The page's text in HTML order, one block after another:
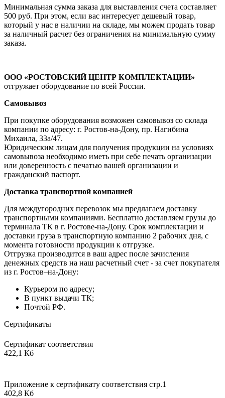
Минимальная сумма заказа для выставления счета составляет
500 руб. При этом, если вас интересует дешевый товар,
который у нас в наличии на складе, мы можем продать товар
за наличный расчет без ограничения на минимальную сумму
заказа.
ООО «РОСТОВСКИЙ ЦЕНТР КОМПЛЕКТАЦИИ»
отгружает оборудование по всей России.
Самовывоз
При покупке оборудования возможен самовывоз со склада
компании по адресу: г. Ростов-на-Дону, пр. Нагибина
Михаила, 33а/47.
Юридическим лицам для получения продукции на условиях
самовывоза необходимо иметь при себе печать организации
или доверенность с печатью вашей организации и
гражданский паспорт.
Доставка транспортной компанией
Для междугородних перевозок мы предлагаем доставку
транспортными компаниями. Бесплатно доставляем грузы до
терминала ТК в г. Ростове-на-Дону. Срок комплектации и
доставки груза в транспортную компанию 2 рабочих дня, с
момента готовности продукции к отгрузке.
Отгрузка производится в ваш адрес после зачисления
денежных средств на наш расчетный счет - за счет покупателя
из г. Ростов–на-Дону:
Курьером по адресу;
В пункт выдачи ТК;
Почтой РФ.
Сертификаты
Сертификат соответствия
422,1 Кб
Приложение к сертификату соответствия стр.1
402,8 Кб